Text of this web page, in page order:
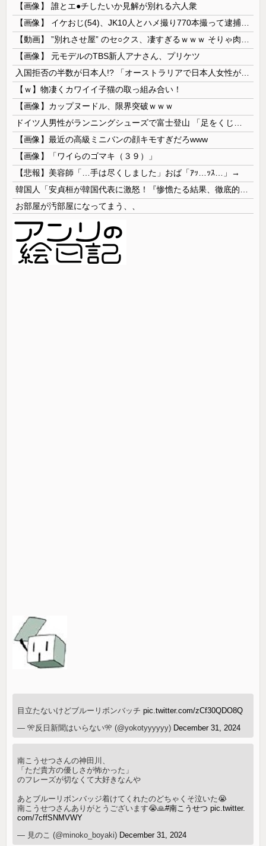
【画像】 誰とエ●チしたいか見解が別れる六人衆
【画像】 元モデルのTBS新人アナさん、プリケツ
【ｗ】物凄くカワイイ子猫の取っ組み合い！
【画像】カップヌードル、限界突破ｗｗｗ
【画像】最近の高級ミニバンの顔キモすぎだろwww
【画像】「ワイらのゴマキ（３９）」
【悲報】美容師「…手は尽くしました」おば「ｱｯ…ｯｽ…」→
お部屋が汚部屋になってまう、、
目立たないけどブルーリボンバッチpic.twitter.com/zCf30QDO8Q
— 🎌反日新聞はいらない🎌 (@yokotyyyyyy) December 31, 2024
南こうせつさんの神田川、
「ただ貴方の優しさが怖かった」
のフレーズが切なくて大好きなんや
あとブルーリボンバッジ着けてくれたのどちゃくそ泣いた😭
南こうせつさんありがとうございます😭🙏#南こうせつ pic.twitter.
com/7cffSNMVWY
— 見のこ (@minoko_boyaki) December 31, 2024